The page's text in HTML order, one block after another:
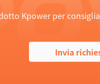
Kpower per
Invia